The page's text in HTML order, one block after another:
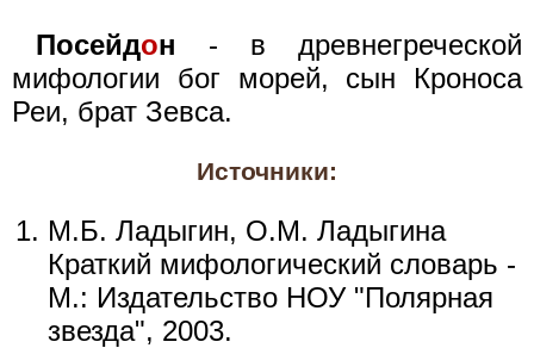
Посейдон - в древнегреческой
мифологии бог морей, сын Кроноса
Реи, брат Зевса.
Источники:
М.Б. Ладыгин, О.М. Ладыгина
Краткий мифологический словарь -
М.: Издательство НОУ "Полярная
звезда", 2003.